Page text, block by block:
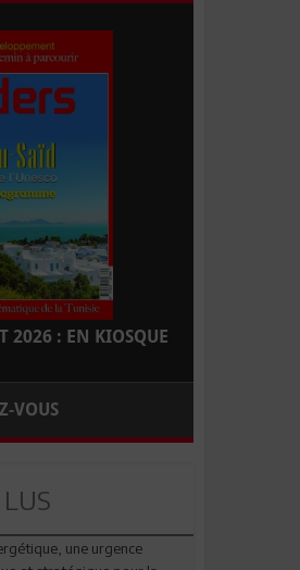
2026 : EN KIOSQUE
VOUS
une urgence